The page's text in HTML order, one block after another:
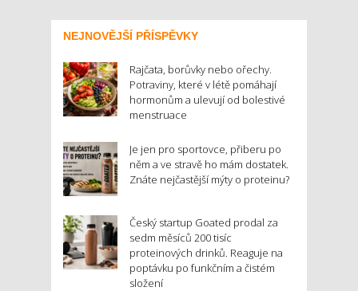
NEJNOVĚJŠÍ PŘÍSPĚVKY
Rajčata, borůvky nebo ořechy.
Potraviny, které v létě pomáhají
hormonům a ulevují od bolestivé
menstruace
Je jen pro sportovce, přiberu po
něm a ve stravě ho mám dostatek.
Znáte nejčastější mýty o proteinu?
Český startup Goated prodal za
sedm měsíců 200 tisíc
proteinových drinků. Reaguje na
poptávku po funkčním a čistém
složení